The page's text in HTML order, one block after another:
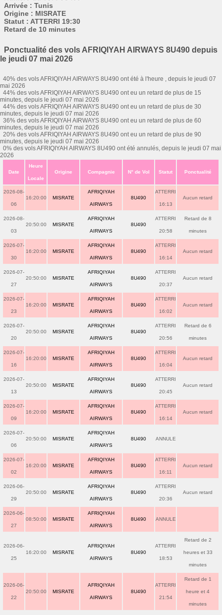
Arrivée : Tunis
Origine : MISRATE
Statut : ATTERRI 19:30
Retard de 10 minutes
Ponctualité des vols AFRIQIYAH AIRWAYS 8U490 depuis
le jeudi 07 mai 2026
40% des vols AFRIQIYAH AIRWAYS 8U490 ont été à l'heure , depuis le jeudi 07
mai 2026
44% des vols AFRIQIYAH AIRWAYS 8U490 ont eu un retard de plus de 15
minutes, depuis le jeudi 07 mai 2026
44% des vols AFRIQIYAH AIRWAYS 8U490 ont eu un retard de plus de 30
minutes, depuis le jeudi 07 mai 2026
36% des vols AFRIQIYAH AIRWAYS 8U490 ont eu un retard de plus de 60
minutes, depuis le jeudi 07 mai 2026
20% des vols AFRIQIYAH AIRWAYS 8U490 ont eu un retard de plus de 90
minutes, depuis le jeudi 07 mai 2026
0% des vols AFRIQIYAH AIRWAYS 8U490 ont été annulés, depuis le jeudi 07 mai
2026
Date
Heure
Locale
Origine Compagnie N° de Vol Statut Ponctualité
2026-08-
06
16:20:00 MISRATE
AFRIQIYAH
AIRWAYS
8U490
ATTERRI
16:13
Aucun retard
2026-08-
03
20:50:00 MISRATE
AFRIQIYAH
AIRWAYS
8U490
ATTERRI
20:58
Retard de 8
minutes
2026-07-
30
16:20:00 MISRATE
AFRIQIYAH
AIRWAYS
8U490
ATTERRI
16:14
Aucun retard
2026-07-
27
20:50:00 MISRATE
AFRIQIYAH
AIRWAYS
8U490
ATTERRI
20:37
Aucun retard
2026-07-
23
16:20:00 MISRATE
AFRIQIYAH
AIRWAYS
8U490
ATTERRI
16:02
Aucun retard
2026-07-
20
20:50:00 MISRATE
AFRIQIYAH
AIRWAYS
8U490
ATTERRI
20:56
Retard de 6
minutes
2026-07-
16
16:20:00 MISRATE
AFRIQIYAH
AIRWAYS
8U490
ATTERRI
16:04
Aucun retard
2026-07-
13
20:50:00 MISRATE
AFRIQIYAH
AIRWAYS
8U490
ATTERRI
20:45
Aucun retard
2026-07-
09
16:20:00 MISRATE
AFRIQIYAH
AIRWAYS
8U490
ATTERRI
16:14
Aucun retard
2026-07-
06
20:50:00 MISRATE
AFRIQIYAH
AIRWAYS
8U490 ANNULE
2026-07-
02
16:20:00 MISRATE
AFRIQIYAH
AIRWAYS
8U490
ATTERRI
16:11
Aucun retard
2026-06-
29
20:50:00 MISRATE
AFRIQIYAH
AIRWAYS
8U490
ATTERRI
20:36
Aucun retard
2026-06-
27
08:50:00 MISRATE
AFRIQIYAH
AIRWAYS
8U490 ANNULE
2026-06-
25
16:20:00 MISRATE
AFRIQIYAH
AIRWAYS
8U490
ATTERRI
18:53
Retard de 2
heures et 33
minutes
2026-06-
22
20:50:00 MISRATE
AFRIQIYAH
AIRWAYS
8U490
ATTERRI
21:54
Retard de 1
heure et 4
minutes